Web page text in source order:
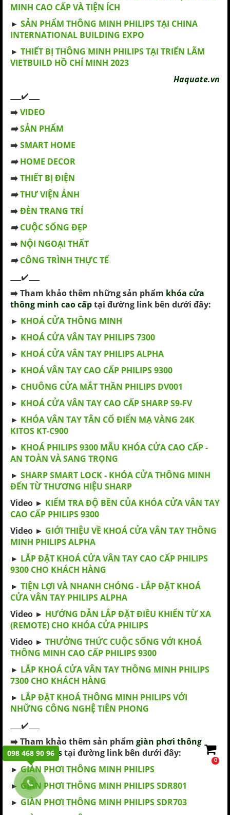
MINH CAO CẤP VÀ TIỆN ÍCH
► SẢN PHẨM THÔNG MINH PHILIPS TẠI CHINA
INTERNATIONAL BUILDING EXPO
► THIẾT BỊ THÔNG MINH PHILIPS TẠI TRIỂN LÃM
VIETBUILD HỒ CHÍ MINH 2023
Haquate.vn
___✔️___
➡️VIDEO
➡️SẢN PHẨM
➡️SMART HOME
➡️ HOME DECOR
➡️THIẾT BỊ ĐIỆN
➡️THƯ VIỆN ẢNH
➡️ĐÈN TRANG TRÍ
➡️ CUỘC SỐNG ĐẸP
➡️ NỘI NGOẠI THẤT
➡️ CÔNG TRÌNH THỰC TẾ
___✔️___
➡️Tham khảo thêm những sản phẩm khóa cửa
thông minh cao cấptại đường link bên dưới đây:
► KHOÁ CỬA THÔNG MINH
► KHOÁ CỬA VÂN TAY PHILIPS 7300
► KHOÁ CỬA VÂN TAY PHILIPS ALPHA
► KHOÁ VÂN TAY CAO CẤP PHILIPS 9300
► CHUÔNG CỬA MẮT THẦN PHILIPS DV001
► KHOÁ CỬA VÂN TAY CAO CẤP SHARP S9-FV
► KHÓA VÂN TAY TÂN CỔ ĐIỂN MẠ VÀNG 24K
KITOS KT-C900
► KHOÁ PHILIPS 9300 MẪU KHÓA CỬA CAO CẤP -
AN TOÀN VÀ SANG TRỌNG
► SHARP SMART LOCK - KHÓA CỬA THÔNG MINH
ĐẾN TỪ THƯƠNG HIỆU SHARP
Video ► KIỂM TRA ĐỘ BỀN CỦA KHÓA CỬA VÂN TAY
CAO CẤP PHILIPS 9300
Video ► GIỚI THIỆU VỀ KHOÁ CỬA VÂN TAY THÔNG
MINH PHILIPS ALPHA
► LẮP ĐẶT KHOÁ CỬA VÂN TAY CAO CẤP PHILIPS
9300 CHO KHÁCH HÀNG
► TIỆN LỢI VÀ NHANH CHÓNG - LẮP ĐẶT KHOÁ
CỬA VÂN TAY PHILIPS ALPHA
Video ► HƯỚNG DẪN LẮP ĐẶT ĐIỀU KHIỂN TỪ XA
(REMOTE) CHO KHÓA CỬA PHILIPS
Video ► THƯỞNG THỨC CUỘC SỐNG VỚI KHOÁ
THÔNG MINH CAO CẤP PHILIPS 9300
► LẮP KHOÁ CỬA VÂN TAY THÔNG MINH PHILIPS
7300 CHO KHÁCH HÀNG
► LẮP ĐẶT KHOÁ THÔNG MINH PHILIPS VỚI
NHỮNG CÔNG NGHỆ TIÊN PHONG
___✔️___
➡️Tham khảo thêm sản phẩm giàn phơi thông
minh Philipstại đường link bên dưới đây:
►GIÀN PHƠI THÔNG MINH PHILIPS
► GIÀN PHƠI THÔNG MINH PHILIPS SDR801
► GIÀN PHƠI THÔNG MINH PHILIPS SDR703
0
098 468 90 96